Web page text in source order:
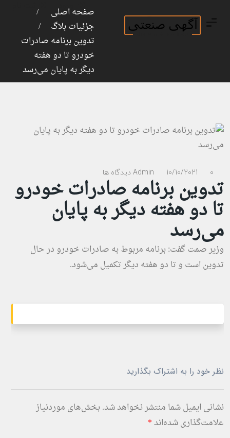
ورود
صفحه اصلی
جزئیات بلاگ
تدوین برنامه صادرات
خودرو تا دو هفته
دیگر به پایان می‌رسد
Admin 10/10/2021 0 دیدگاه ها
تدوین برنامه صادرات خودرو
تا دو هفته دیگر به پایان
می‌رسد
وزیر صمت گفت: برنامه مربوط به صادرات خودرو در حال
تدوین است و تا دو هفته دیگر تکمیل می‌شود.
نظر خود را به اشتراک بگذارید
نشانی ایمیل شما منتشر نخواهد شد. بخش‌های موردنیاز
علامت‌گذاری شده‌اند*